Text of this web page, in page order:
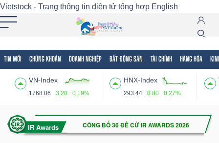
Vietstock - Trang thông tin điện tử tổng hợp English
TIN MỚI CHỨNG KHOÁN DOANH NGHIỆP BẤT ĐỘNG SẢN TÀI CHÍNH HÀNG HÓA
VN-Index
1768.06 3.28 0.19%
HNX-Index
293.44 0.80 0.27%
Tất cả Tính năng Ngành Mã chứng khoán
Tính
(-)
VIETSTOCK